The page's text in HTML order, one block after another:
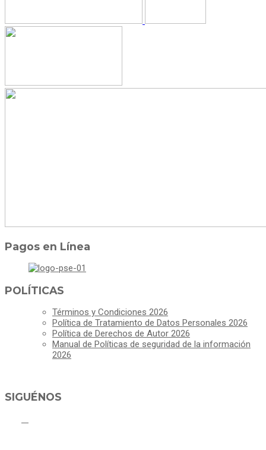
Pagos en Línea
POLÍTICAS
Términos y Condiciones 2026
Política de Tratamiento de Datos Personales 2026
Política de Derechos de Autor 2026
Manual de Políticas de seguridad de la información
2026
SIGUÉNOS